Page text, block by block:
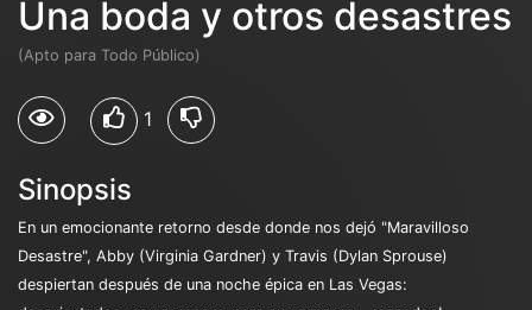
Una boda y otros desastres
(Apto para Todo Público)
1
Sinopsis
En un emocionante retorno desde donde nos dejó "Maravilloso
Desastre", Abby (Virginia Gardner) y Travis (Dylan Sprouse)
despiertan después de una noche épica en Las Vegas: